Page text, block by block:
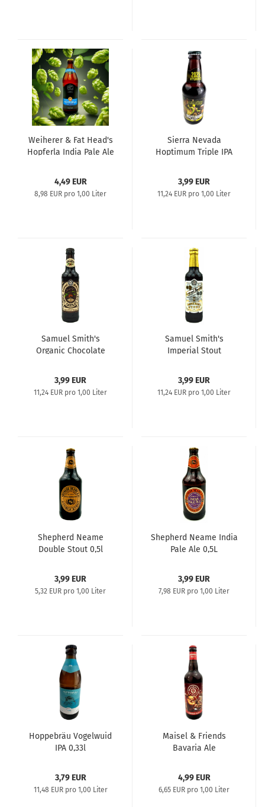
Weiherer & Fat Head's
Hopferla India Pale Ale
4,49 EUR
8,98 EUR pro 1,00 Liter
Sierra Nevada
Hoptimum Triple IPA
3,99 EUR
11,24 EUR pro 1,00 Liter
Samuel Smith's
Organic Chocolate
3,99 EUR
11,24 EUR pro 1,00 Liter
Samuel Smith's
Imperial Stout
3,99 EUR
11,24 EUR pro 1,00 Liter
Shepherd Neame
Double Stout 0,5l
3,99 EUR
5,32 EUR pro 1,00 Liter
Shepherd Neame India
Pale Ale 0,5L
3,99 EUR
7,98 EUR pro 1,00 Liter
Hoppebräu Vogelwuid
IPA 0,33l
3,79 EUR
11,48 EUR pro 1,00 Liter
Maisel & Friends
Bavaria Ale
4,99 EUR
6,65 EUR pro 1,00 Liter